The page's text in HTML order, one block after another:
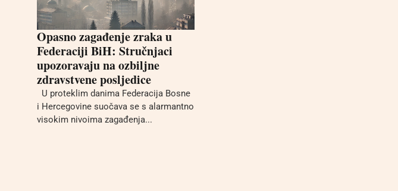
Opasno zagađenje zraka u
Federaciji BiH: Stručnjaci
upozoravaju na ozbiljne
zdravstvene posljedice
U proteklim danima Federacija Bosne
i Hercegovine suočava se s alarmantno
visokim nivoima zagađenja...